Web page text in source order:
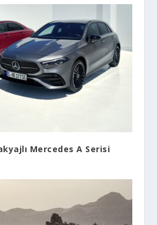
Mercedes A Serisi